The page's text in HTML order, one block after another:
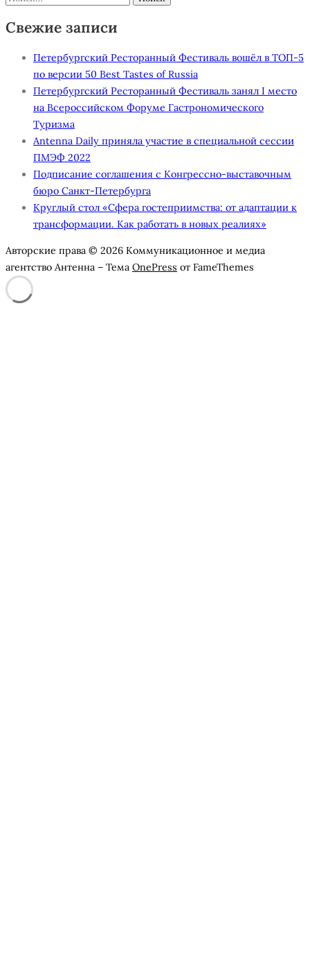
Свежие записи
Петербургский Ресторанный Фестиваль вошёл в ТОП-5
по версии 50 Best Tastes of Russia
Петербургский Ресторанный Фестиваль занял I место
на Всероссийском Форуме Гастрономического
Туризма
Antenna Daily приняла участие в специальной сессии
ПМЭФ 2022
Подписание соглашения с Конгрессно-выставочным
бюро Санкт-Петербурга
Круглый стол «Сфера гостеприимства: от адаптации к
трансформации. Как работать в новых реалиях»
Авторские права © 2026 Коммуникационное и медиа
агентство Антенна – Тема OnePress от FameThemes